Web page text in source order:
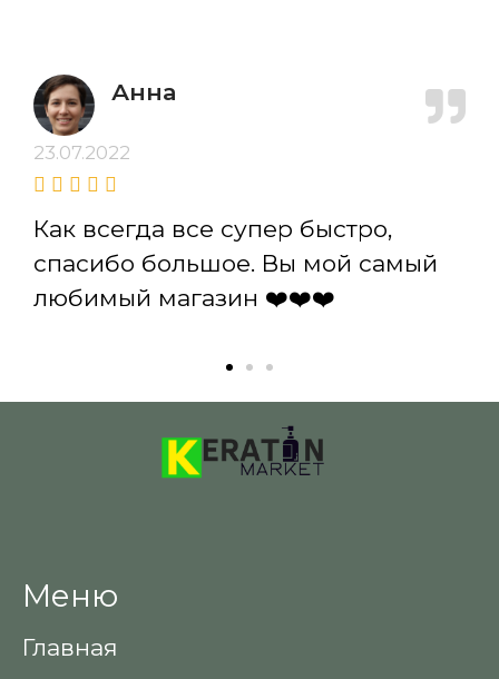
Анна
23.07.2022
Как всегда все супер быстро,
спасибо большое. Вы мой самый
любимый магазин ❤️❤️❤️
Меню
Главная